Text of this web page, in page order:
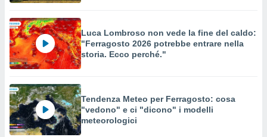
Luca Lombroso non vede la fine del caldo:
"Ferragosto 2026 potrebbe entrare nella
storia. Ecco perché."
Tendenza Meteo per Ferragosto: cosa
"vedono" e ci "dicono" i modelli
meteorologici